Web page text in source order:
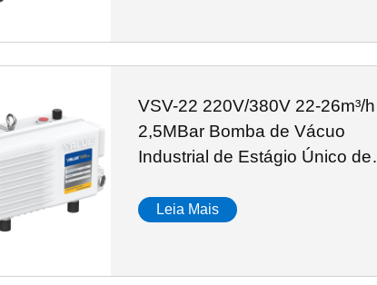
VSV-22 220V/380V 22-26m³/h
2,5MBar Bomba de Vácuo
Industrial de Estágio Único de
Leia Mais